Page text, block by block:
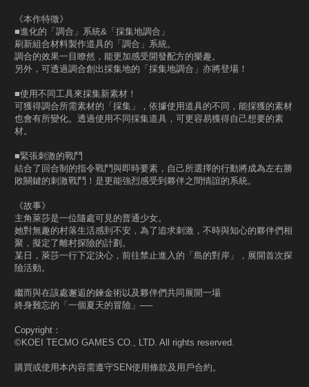
《本作特徵》
■進化的「調合」系統&「採集地調合」
刷新組合材料製作道具的「調合」系統。
調合的效果一目瞭然，能更加感受開發配方的樂趣。
另外，可透過調合創出採集地的「採集地調合」亦將登場！
■使用不同工具來採集新素材！
可獲得調合所需素材的「採集」，依據使用道具的不同，能採獲的素材
也會有所變化。透過使用不同採集道具，可更容易獲得自己想要的素
材。
■緊張刺激的戰鬥
結合了回合制的指令戰鬥與即時要素，自己所選擇的行動將成為左右勝
敗關鍵的刺激戰鬥！是更能強烈感受到夥伴之間情誼的系統。
《故事》
主角萊莎是一位隨處可見的普通少女。
她對無趣的村落生活感到不安，為了追求刺激，不時與知心的夥伴們相
聚，擬定了離村探險的計劃。
某日，萊莎一行下定決心，前往禁止進入的「島的對岸」，展開首次探
險活動。
繼而與在該處邂逅的鍊金術以及夥伴們共同展開一場
終身難忘的「一個夏天的冒險」──
Copyright：
©KOEI TECMO GAMES CO., LTD. All rights reserved.
購買或使用本內容需遵守SEN使用條款及用戶合約。